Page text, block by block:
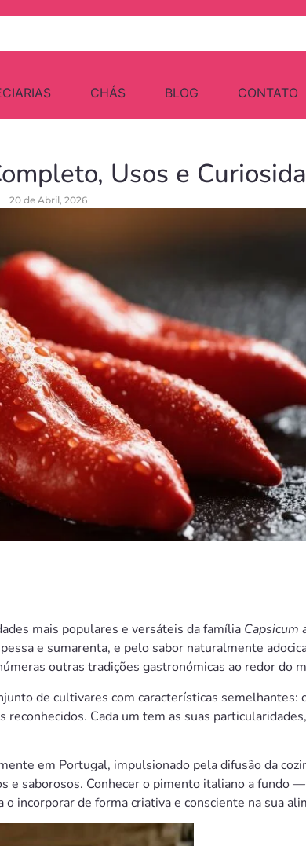
CHÁS BLOG CONTATO
Usos e
20 de Abril, 2026
mais populares e versáteis da família Capsicum
e sumarenta, e pelo sabor naturalmente
outras tradições gastronómicas ao redor do
de cultivares com características semelhantes:
Cada um tem as suas
em Portugal, impulsionado pela difusão da
saborosos. Conhecer o pimento italiano a fundo
incorporar de forma criativa e consciente na sua